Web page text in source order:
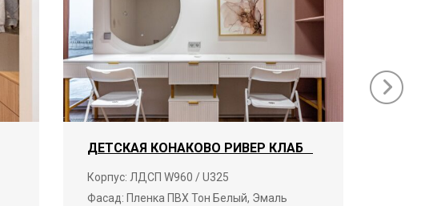
ДЕТСКАЯ КОНАКОВО РИВЕР КЛАБ
Корпус: ЛДСП W960 / U325
Фасад: Пленка ПВХ Тон Белый, Эмаль